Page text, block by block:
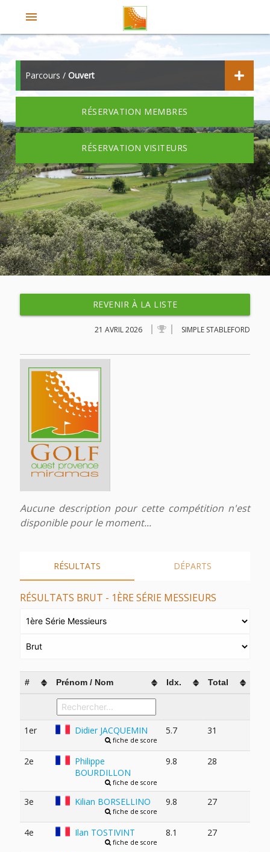
menu
Parcours / Ouvert
RÉSERVATION MEMBRES
RÉSERVATION VISITEURS
REVENIR À LA LISTE
21 AVRIL 2026 SIMPLE STABLEFORD
Aucune description pour cette compétition n'est
disponible pour le moment...
RÉSULTATS DÉPARTS
RÉSULTATS BRUT - 1ÈRE SÉRIE MESSIEURS
# Prénom / Nom Idx. Total
1er Didier JACQUEMIN
fiche de score
5.7 31
2e
Philippe
BOURDILLON
fiche de score
9.8 28
3e Kilian BORSELLINO
fiche de score
9.8 27
4e Ilan TOSTIVINT
fiche de score
8.1 27